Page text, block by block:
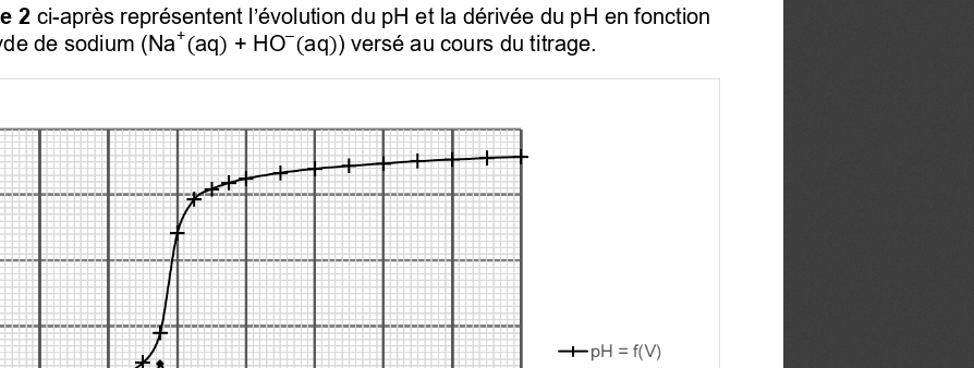
2 ci-après représentent l’évolution du pH et la dérivée du pH en fonction
de sodium (Na+(aq) + HO–(aq)) versé au cours du titrage.